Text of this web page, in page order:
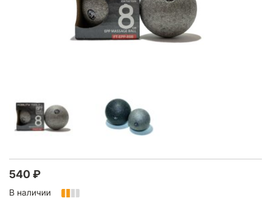
540₽
В наличии